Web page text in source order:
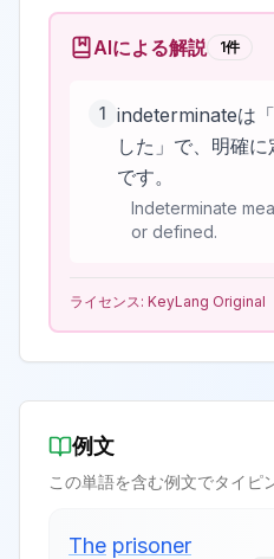
AIによる解説 1件
1 indeterminateは
した」で、明確
です。
Indeterminate
or defined.
ライセンス: KeyLang Original
例文
この単語を含む例文でタイピ
The prisoner